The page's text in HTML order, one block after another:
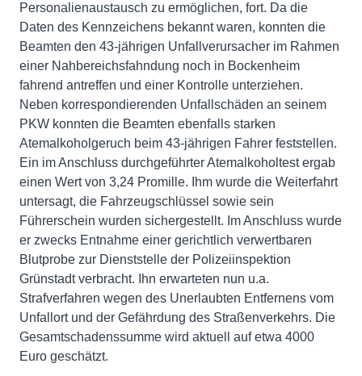
Personalienaustausch zu ermöglichen, fort. Da die
Daten des Kennzeichens bekannt waren, konnten die
Beamten den 43-jährigen Unfallverursacher im Rahmen
einer Nahbereichsfahndung noch in Bockenheim
fahrend antreffen und einer Kontrolle unterziehen.
Neben korrespondierenden Unfallschäden an seinem
PKW konnten die Beamten ebenfalls starken
Atemalkoholgeruch beim 43-jährigen Fahrer feststellen.
Ein im Anschluss durchgeführter Atemalkoholtest ergab
einen Wert von 3,24 Promille. Ihm wurde die Weiterfahrt
untersagt, die Fahrzeugschlüssel sowie sein
Führerschein wurden sichergestellt. Im Anschluss wurde
er zwecks Entnahme einer gerichtlich verwertbaren
Blutprobe zur Dienststelle der Polizeiinspektion
Grünstadt verbracht. Ihn erwarteten nun u.a.
Strafverfahren wegen des Unerlaubten Entfernens vom
Unfallort und der Gefährdung des Straßenverkehrs. Die
Gesamtschadenssumme wird aktuell auf etwa 4000
Euro geschätzt.